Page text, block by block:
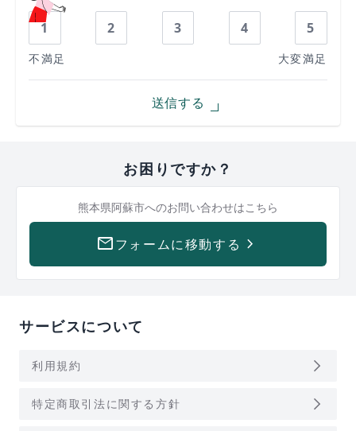
1 2 3 4 5
不満足 大変満足
送信する
お困りですか？
熊本県阿蘇市へのお問い合わせはこちら
mailフォームに移動する keyboard_arrow_right
サービスについて
利用規約 arrow_forward_ios
特定商取引法に関する方針 arrow_forward_ios